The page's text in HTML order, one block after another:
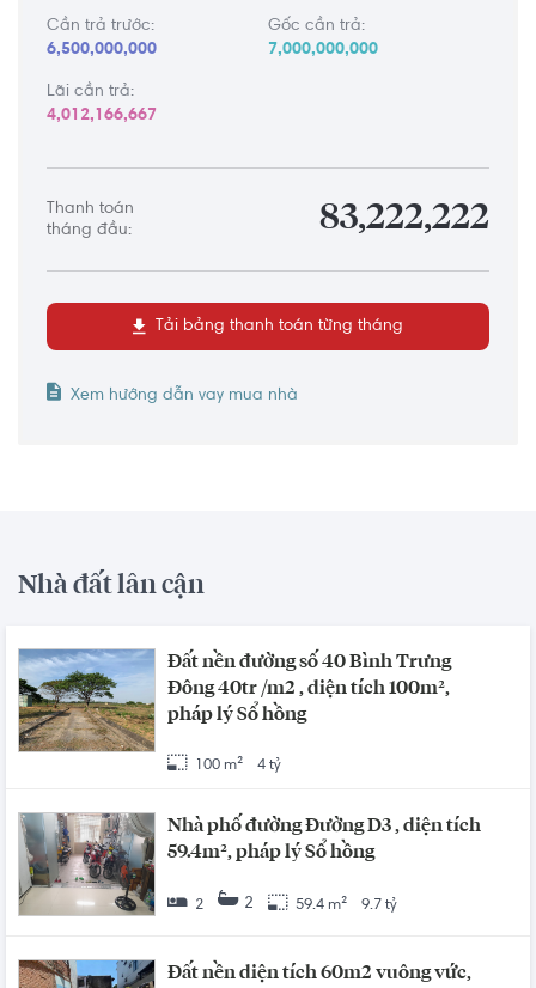
Cần trả trước:
6,500,000,000
Gốc cần trả:
7,000,000,000
Lãi cần trả:
4,012,166,667
Thanh toán
tháng đầu:
83,222,222
Tải bảng thanh toán từng tháng
Xem hướng dẫn vay mua nhà
Nhà đất lân cận
Đất nền đường số 40 Bình Trưng
Đông 40tr /m2 , diện tích 100m²,
pháp lý Sổ hồng
100 m² 4 tỷ
Nhà phố đường Đường D3 , diện tích
59.4m², pháp lý Sổ hồng
2 2 59.4 m² 9.7 tỷ
Đất nền diện tích 60m2 vuông vức,